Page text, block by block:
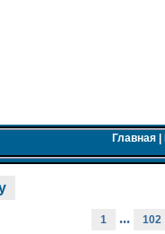
Главная|
1 ... 102